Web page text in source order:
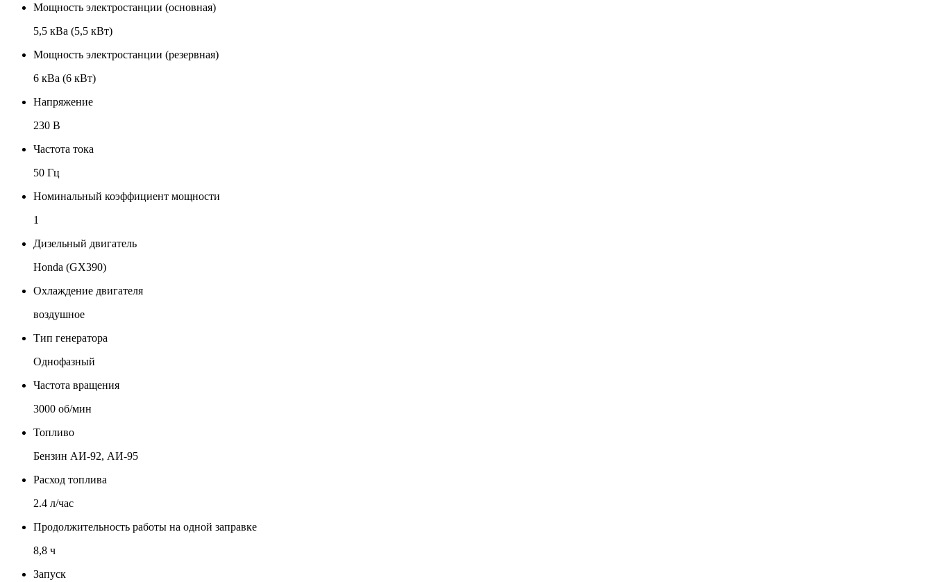
Мощность электростанции (основная)
5,5 кВа (5,5 кВт)
Мощность электростанции (резервная)
6 кВа (6 кВт)
Напряжение
230 В
Частота тока
50 Гц
Номинальный коэффициент мощности
1
Дизельный двигатель
Honda (GX390)
Охлаждение двигателя
воздушное
Тип генератора
Однофазный
Частота вращения
3000 об/мин
Топливо
Бензин АИ-92, АИ-95
Расход топлива
2.4 л/час
Продолжительность работы на одной заправке
8,8 ч
Запуск